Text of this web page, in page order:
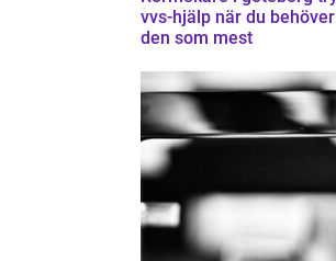
vvs-hjälp när du behöver
den som mest